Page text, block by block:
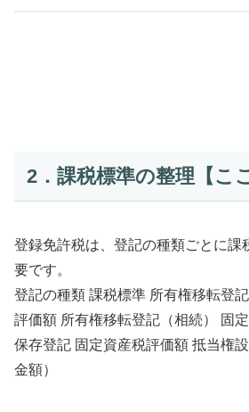
2．課税標準の整理【こ
登録免許税は、登記の種類ごとに課
要です。
登記の種類 課税標準 所有権移転登
評価額 所有権移転登記（相続） 固
保存登記 固定資産税評価額 抵当権
金額）